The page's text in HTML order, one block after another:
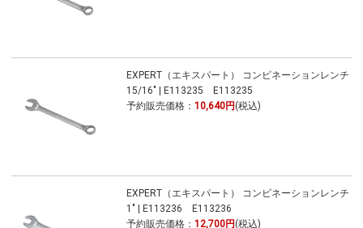
EXPERT（エキスパート） コンビネーションレンチ
15/16" | E113235 E113235
予約販売価格： 10,640円 (税込)
EXPERT（エキスパート） コンビネーションレンチ
1" | E113236 E113236
予約販売価格： 12,700円 (税込)